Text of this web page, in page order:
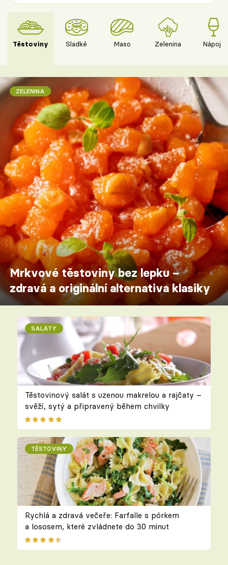
Těstoviny Sladké Maso Zelenina Nápoje
ZELENINA
Mrkvové těstoviny bez lepku –
zdravá a originální alternativa klasiky
SALÁTY
Těstovinový salát s uzenou makrelou a rajčaty –
svěží, sytý a připravený během chvilky
TĚSTOVINY
Rychlá a zdravá večeře: Farfalle s pórkem
a lososem, které zvládnete do 30 minut